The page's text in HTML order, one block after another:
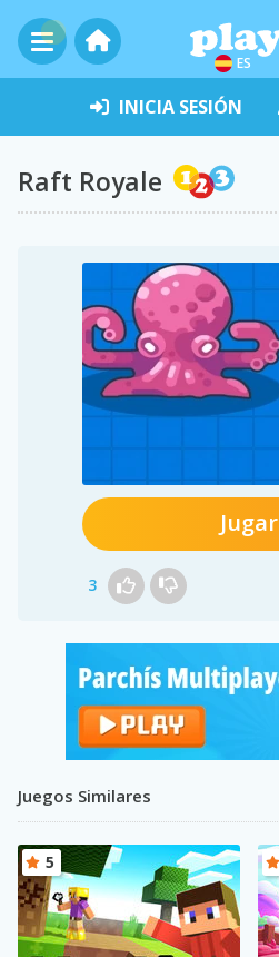
ES
INICIA SESIÓN
Raft Royale
Jugar
3
Juegos Similares
5